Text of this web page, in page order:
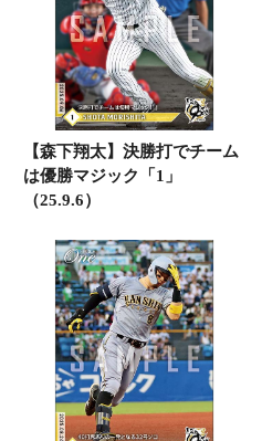
【森下翔太】決勝打でチーム
は優勝マジック「1」
（25.9.6）